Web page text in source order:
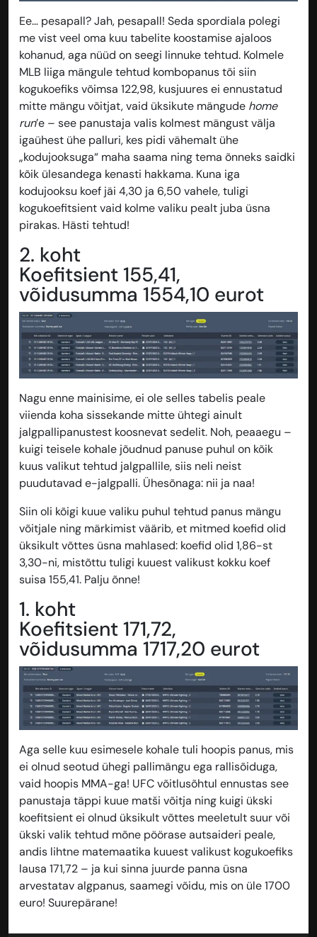
Ee… pesapall? Jah, pesapall! Seda spordiala polegi
me vist veel oma kuu tabelite koostamise ajaloos
kohanud, aga nüüd on seegi linnuke tehtud. Kolmele
MLB liiga mängule tehtud kombopanus tõi siin
kogukoefiks võimsa 122,98, kusjuures ei ennustatud
mitte mängu võitjat, vaid üksikute mängude home
run’e – see panustaja valis kolmest mängust välja
igaühest ühe palluri, kes pidi vähemalt ühe
„kodujooksuga“ maha saama ning tema õnneks saidki
kõik ülesandega kenasti hakkama. Kuna iga
kodujooksu koef jäi 4,30 ja 6,50 vahele, tuligi
kogukoefitsient vaid kolme valiku pealt juba üsna
pirakas. Hästi tehtud!
2. koht
Koefitsient 155,41,
võidusumma 1554,10 eurot
Nagu enne mainisime, ei ole selles tabelis peale
viienda koha sissekande mitte ühtegi ainult
jalgpallipanustest koosnevat sedelit. Noh, peaaegu –
kuigi teisele kohale jõudnud panuse puhul on kõik
kuus valikut tehtud jalgpallile, siis neli neist
puudutavad e-jalgpalli. Ühesõnaga: nii ja naa!
Siin oli kõigi kuue valiku puhul tehtud panus mängu
võitjale ning märkimist väärib, et mitmed koefid olid
üksikult võttes üsna mahlased: koefid olid 1,86-st
3,30-ni, mistõttu tuligi kuuest valikust kokku koef
suisa 155,41. Palju õnne!
1. koht
Koefitsient 171,72,
võidusumma 1717,20 eurot
Aga selle kuu esimesele kohale tuli hoopis panus, mis
ei olnud seotud ühegi pallimängu ega rallisõiduga,
vaid hoopis MMA-ga! UFC võitlusõhtul ennustas see
panustaja täppi kuue matši võitja ning kuigi ükski
koefitsient ei olnud üksikult võttes meeletult suur või
ükski valik tehtud mõne pöörase autsaideri peale,
andis lihtne matemaatika kuuest valikust kogukoefiks
lausa 171,72 – ja kui sinna juurde panna üsna
arvestatav algpanus, saamegi võidu, mis on üle 1700
euro! Suurepärane!